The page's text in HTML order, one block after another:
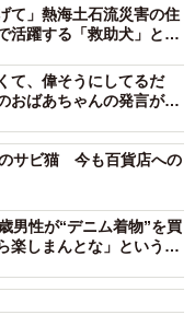
Txpm6s1yg0
February 10, 2022
体験したお話で、科
」「お医者様と相談
だろうし、医師の意
」 と明言していた夏
した孫の思いやりと
家族を持つ人たちか
て」熱海土石流災害の住
活躍する「救助犬」と
て、偉そうにしてるだ
おばあちゃんの発言が話
サビ猫 今も百貨店への
男性が“デニム着物”を買
しまんとな」という言